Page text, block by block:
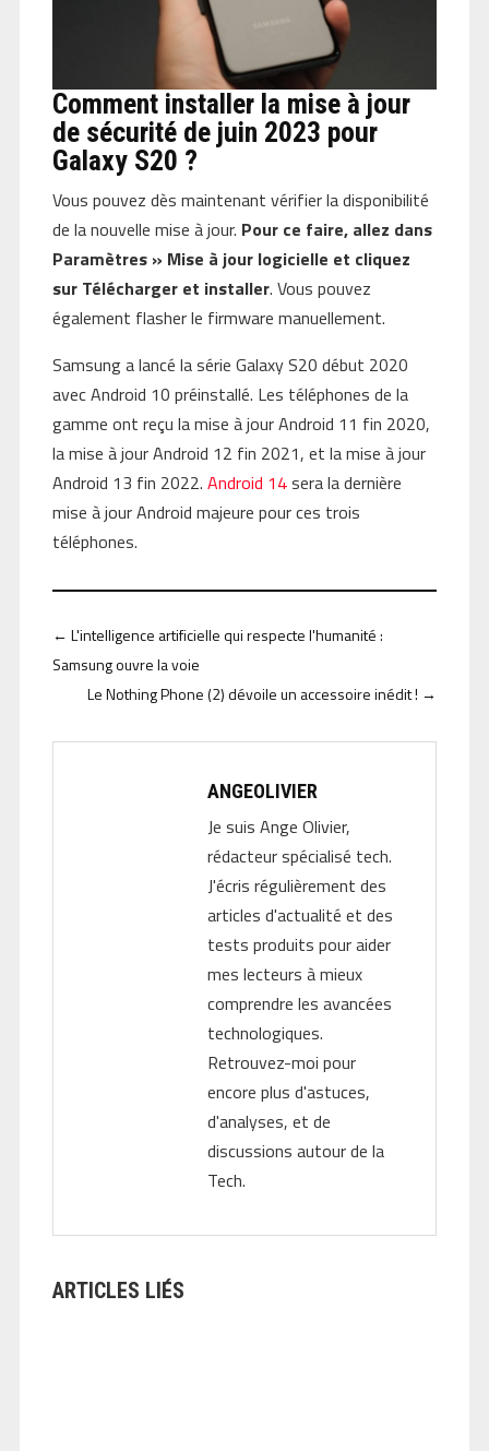
Comment installer la mise à jour
de sécurité de juin 2023 pour
Galaxy S20 ?
Vous pouvez dès maintenant vérifier la disponibilité
de la nouvelle mise à jour. Pour ce faire, allez dans
Paramètres » Mise à jour logicielle et cliquez
sur Télécharger et installer. Vous pouvez
également flasher le firmware manuellement.
Samsung a lancé la série Galaxy S20 début 2020
avec Android 10 préinstallé. Les téléphones de la
gamme ont reçu la mise à jour Android 11 fin 2020,
la mise à jour Android 12 fin 2021, et la mise à jour
Android 13 fin 2022. Android 14sera la dernière
mise à jour Android majeure pour ces trois
téléphones.
← L'intelligence artificielle qui respecte l'humanité :
Samsung ouvre la voie
Le Nothing Phone (2) dévoile un accessoire inédit ! →
ANGEOLIVIER
Je suis Ange Olivier,
rédacteur spécialisé tech.
J'écris régulièrement des
articles d'actualité et des
tests produits pour aider
mes lecteurs à mieux
comprendre les avancées
technologiques.
Retrouvez-moi pour
encore plus d'astuces,
d'analyses, et de
discussions autour de la
Tech.
ARTICLES LIÉS